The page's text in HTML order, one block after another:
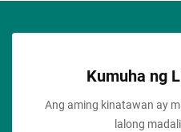
Kumuha ng
Ang aming kinatawan ay
lalong